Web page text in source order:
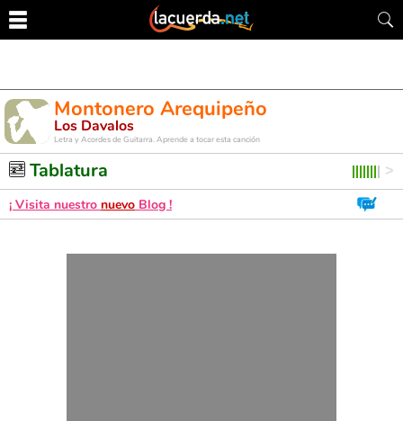
Montonero Arequipeño
Los Davalos
Letra y Acordes de Guitarra. Aprende a tocar esta canción
Tablatura
¡ Visita nuestro nuevo Blog !